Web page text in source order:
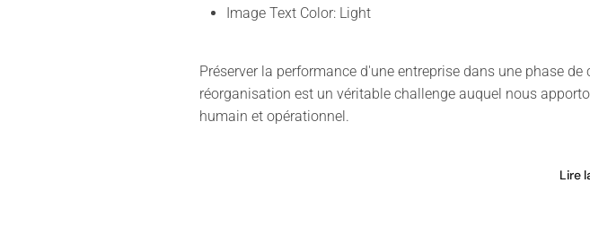
Image Text Color: Light
Préserver la performance d'une entreprise dans une phase
réorganisation est un véritable challenge auquel nous
humain et opérationnel.
Lire